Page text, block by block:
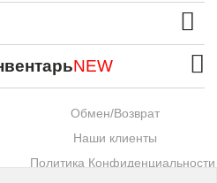
NEW
Обмен/Возврат
Наши клиенты
Политика Конфиденциальности